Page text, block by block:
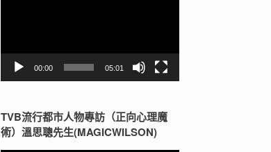
00:00 05:01
TVB流行都市人物專訪（正向心理魔
術）溫思聰先生(MAGICWILSON)